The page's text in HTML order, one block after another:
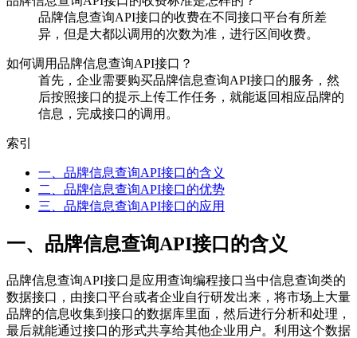
品牌信息查询API接口的收费在不同接口平台有所差
异，但是大都以调用的次数为准，进行区间收费。
如何调用品牌信息查询API接口？
首先，企业需要购买品牌信息查询API接口的服务，然
后按照接口的提示上传工作任务，就能返回相应品牌的
信息，完成接口的调用。
索引
一、品牌信息查询API接口的含义
二、品牌信息查询API接口的优势
三、品牌信息查询API接口的应用
一、品牌信息查询API接口的含义
品牌信息查询API接口是应用查询编程接口当中信息查询类的
数据接口，由接口平台或者企业自行研发出来，将市场上大量
品牌的信息收集到接口的数据库里面，然后进行分析和处理，
最后就能通过接口的形式共享给其他企业用户。利用这个数据